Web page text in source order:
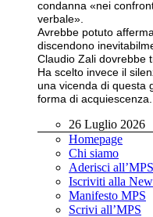
condanna «nei
verbale».
Avrebbe potuto
discendono
Claudio Zali dovrebbe
Ha scelto invece il
una vicenda di questa
forma di
26 Luglio 2026
Homepage
Chi siamo
Aderisci all’MPS
Iscriviti alla
Manifesto MPS
Scrivi all’MPS